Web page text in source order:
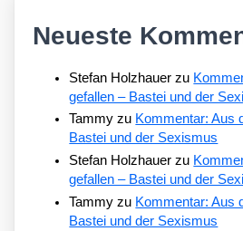
Neueste
Stefan Holzhauer zu
gefallen – Bastei und der
Tammy zu Kommentar: Aus
Bastei und der Sexismus
Stefan Holzhauer zu
gefallen – Bastei und der
Tammy zu Kommentar: Aus
Bastei und der Sexismus